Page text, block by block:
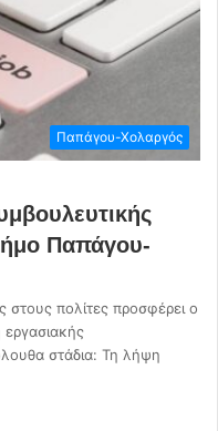
Παπάγου-Χολαργός
Παπάγου-
στους πολίτες προσφέρει ο
στάδια: Τη λήψη